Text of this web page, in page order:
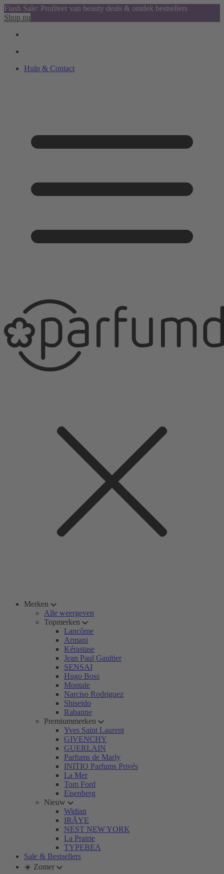
Flash Sale: Profiteer van beauty deals & ontdek bestsellers
Shop nu
Hulp & Contact
Merken
Alle weergeven
Topmerken
Lancôme
Armani
Kérastase
Jean Paul Gaultier
SENSAI
Hugo Boss
Montale
Narciso Rodriguez
Shiseido
Rabanne
Premiummerken
Yves Saint Laurent
GIVENCHY
GUERLAIN
Parfums de Marly
INITIO Parfums Privés
La Mer
Tom Ford
Eisenberg
Nieuw
Widian
IRÄYE
NEST NEW YORK
La Prairie
TYPEBEA
Sale & Bestsellers
☀️ Zomer